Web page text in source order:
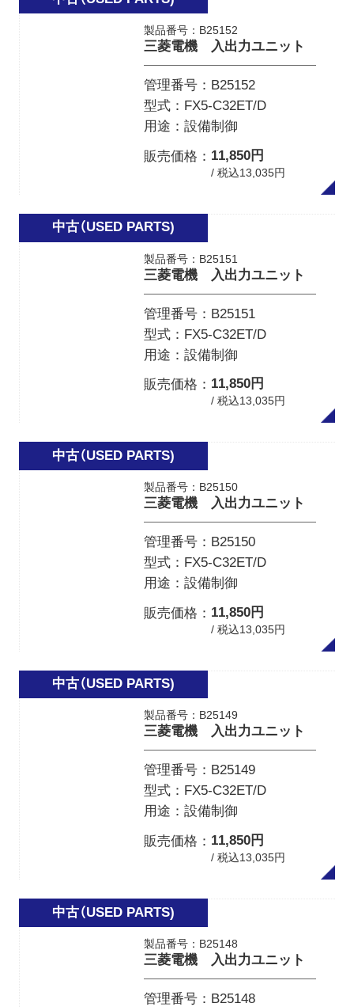
製品番号：B25152
三菱電機 入出力ユニット
管理番号
B25152
型式
FX5-C32ET/D
用途
設備制御
販売価格
11,850円
/ 税込13,035円
製品番号：B25151
三菱電機 入出力ユニット
管理番号
B25151
型式
FX5-C32ET/D
用途
設備制御
販売価格
11,850円
/ 税込13,035円
製品番号：B25150
三菱電機 入出力ユニット
管理番号
B25150
型式
FX5-C32ET/D
用途
設備制御
販売価格
11,850円
/ 税込13,035円
製品番号：B25149
三菱電機 入出力ユニット
管理番号
B25149
型式
FX5-C32ET/D
用途
設備制御
販売価格
11,850円
/ 税込13,035円
製品番号：B25148
三菱電機 入出力ユニット
管理番号
B25148